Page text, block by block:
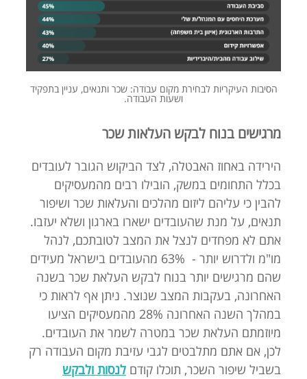
הסיבות העיקריות לבחירת מקום עבודה: שכר ותנאים, עניין בתפקיד
ושעות העבודה.
מרגישים בנוח לבקש העלאות שכר
הירידה באחוז האבטלה, לצד הביקוש הגובר לעובדים
בכלל התחומים במשק, הובילו רבים מהמעסיקים
להבין כי עליהם ליזום מהלכים והעלאות שכר ושיפור
תנאים, על מנת שהעובדים ישארו בארגון ושלא יעזבו.
אתם לא מפחדים לנצל את המצב לטובתכם, לנהל
מו"מ ולדרוש יותר - 63% מהעובדים בישראל מעידים
שהם מרגישים יותר בנוח לבקש העלאת שכר בשנה
האחרונה, בעקבות המצב שנוצר. ניתן אף לראות כי
במהלך השנה האחרונה 28% מהמעסיקים הציעו
מיוזמתם העלאת שכר במטרה לשמר את העובדים.
לכן, אם אתם מתלבטים לגבי עזיבת מקום העבודה רק
בשביל שיפור השכר, תוכלו קודם לנסות ולבקש